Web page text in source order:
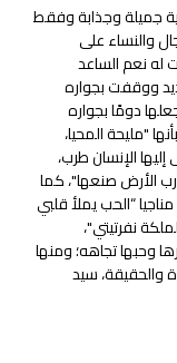
جميلة وجذابة وفقط
والنساء على
نعم الساعد
ووقفت بجواره
دومًا بجواره
"مليحة المحيا،
الإنسان طرب،
الأرض صنعها"، كما
“الحب يملأ قلبي
نفرتيتي"،
تجاهه؛ ومنها
سيد